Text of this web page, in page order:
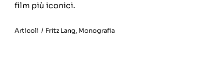
film più iconici.
Articoli / Fritz Lang, Monografia